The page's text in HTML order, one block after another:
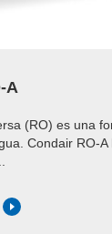
A
(RO) es una
Condair RO-